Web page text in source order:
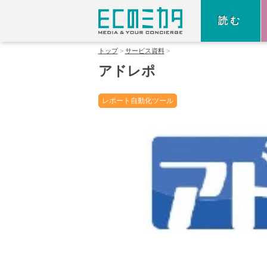
読む
トップ サービス資料
アドレポ
レポート自動化ツール